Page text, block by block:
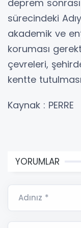
deprem
sürecindeki
akademik ve
koruması
çevreleri,
kentte
Kaynak : PERRE
YORUMLAR
Adınız *